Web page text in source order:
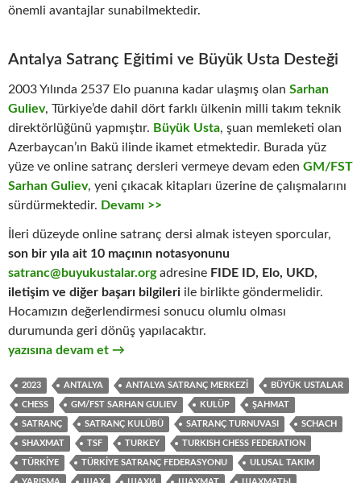
önemli avantajlar sunabilmektedir.
Antalya Satranç Eğitimi ve Büyük Usta Desteği
2003 Yılında 2537 Elo puanına kadar ulaşmış olan Sarhan
Guliev, Türkiye’de dahil dört farklı ülkenin milli takım teknik
direktörlüğünü yapmıştır. Büyük Usta, şuan memleketi olan
Azerbaycan’ın Bakü ilinde ikamet etmektedir. Burada yüz
yüze ve online satranç dersleri vermeye devam eden GM/FST
Sarhan Guliev, yeni çıkacak kitapları üzerine de çalışmalarını
sürdürmektedir. Devamı >>
İleri düzeyde online satranç dersi almak isteyen sporcular,
son bir yıla ait 10 maçının notasyonunu
satranc@buyukustalar.org adresine FIDE ID, Elo, UKD,
iletişim ve diğer başarı bilgileri ile birlikte göndermelidir.
Hocamızın değerlendirmesi sonucu olumlu olması
durumunda geri dönüş yapılacaktır.
GM/FST Sarhan Guliev ile Büyük Ustadan ONLINE Satranç
yazısına devam et →
2023 ANTALYA ANTALYA SATRANÇ MERKEZI BÜYÜK USTALAR
CHESS GM/FST SARHAN GULIEV KULÜP ŞAHMAT
SATRANÇ SATRANÇ KULÜBÜ SATRANÇ TURNUVASI SCHACH
SHAXMAT TSF TURKEY TURKISH CHESS FEDERATION
TÜRKIYE TÜRKIYE SATRANÇ FEDERASYONU ULUSAL TAKIM